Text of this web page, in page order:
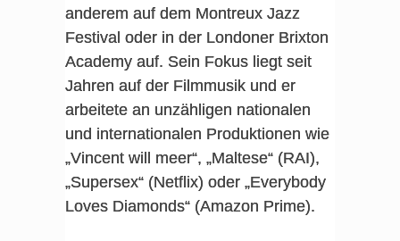
anderem auf dem Montreux Jazz
Festival oder in der Londoner Brixton
Academy auf. Sein Fokus liegt seit
Jahren auf der Filmmusik und er
arbeitete an unzähligen nationalen
und internationalen Produktionen wie
„Vincent will meer“, „Maltese“ (RAI),
„Supersex“ (Netflix) oder „Everybody
Loves Diamonds“ (Amazon Prime).